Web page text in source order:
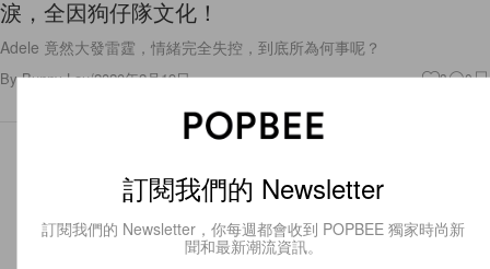
淚，全因狗仔隊文化！
Adele 竟然大發雷霆，情緒完全失控，到底所為何事呢？
ByBunny Lau/2020年2月19日 3 0
訂閱我們的 Newsletter
訂閱我們的 Newsletter，你每週都會收到 POPBEE 獨家時尚新
聞和最新潮流資訊。